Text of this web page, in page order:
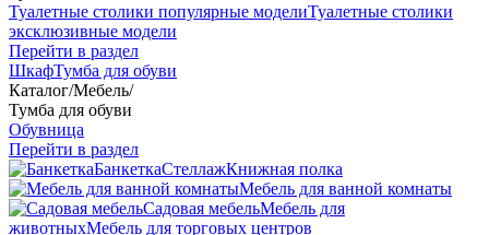
Туалетные столики популярные моделиТуалетные столики
эксклюзивные модели
Перейти в раздел
ШкафТумба для обуви
Каталог/Мебель/
Тумба для обуви
Обувница
Перейти в раздел
БанкеткаСтеллажКнижная полка
Мебель для ванной комнаты
Садовая мебельМебель для
животныхМебель для торговых центров